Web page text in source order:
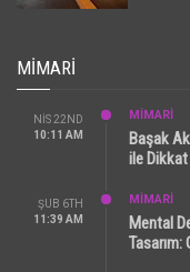
MIMARI
NIS 22ND
10:11 AM
MİMARİ
Başak
ile Dikkat
ŞUB 6TH
11:39 AM
MİMARİ
Mental
Tasarım: